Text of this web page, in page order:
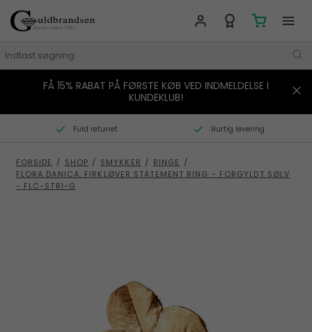
MÆRKER
SMYKKER
BOLIG
FÅ 15% RABAT PÅ FØRSTE KØB VED INDMELDELSE I
KUNDEKLUB!
Fuld returret Hurtig levering
FORSIDE / SHOP / SMYKKER / RINGE /
FLORA DANICA: FIRKLØVER STATEMENT RING - FORGYLDT SØLV
- FLC-STRI-G